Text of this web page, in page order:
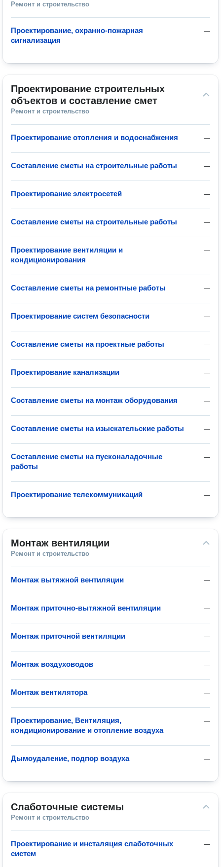
Ремонт и строительство
—
Проектирование, охранно-пожарная
сигнализация
Проектирование строительных
объектов и составление смет
Ремонт и строительство
—
Проектирование отопления и водоснабжения
—
Составление сметы на строительные работы
—
Проектирование электросетей
—
Составление сметы на строительные работы
—
Проектирование вентиляции и
кондиционирования
—
Составление сметы на ремонтные работы
—
Проектирование систем безопасности
—
Составление сметы на проектные работы
—
Проектирование канализации
—
Составление сметы на монтаж оборудования
—
Составление сметы на изыскательские работы
—
Составление сметы на пусконаладочные
работы
—
Проектирование телекоммуникаций
Монтаж вентиляции
Ремонт и строительство
—
Монтаж вытяжной вентиляции
—
Монтаж приточно-вытяжной вентиляции
—
Монтаж приточной вентиляции
—
Монтаж воздуховодов
—
Монтаж вентилятора
—
Проектирование, Вентиляция,
кондиционирование и отопление воздуха
—
Дымоудаление, подпор воздуха
Слаботочные системы
Ремонт и строительство
—
Проектирование и инсталяция слаботочных
систем